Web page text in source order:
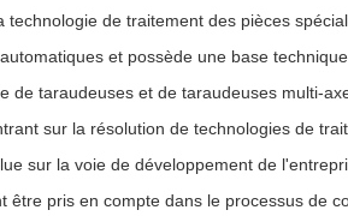
de traitement des pièces
et possède une base
de taraudeuses et de taraudeuses multi-
sur la résolution de technologies de
sur la voie de développement de
pris en compte dans le processus de